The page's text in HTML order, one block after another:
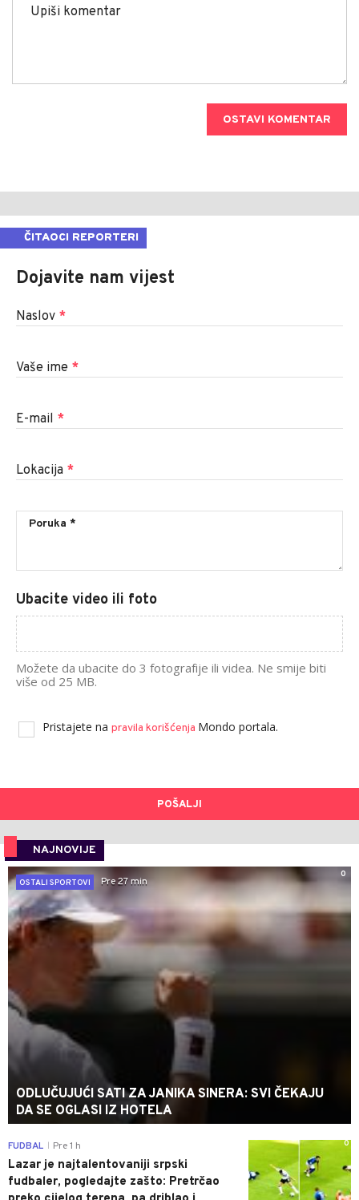
OSTAVI KOMENTAR
ČITAOCI REPORTERI
Dojavite nam vijest
Naslov *
Vaše ime *
E-mail *
Lokacija *
Ubacite video ili foto
Možete da ubacite do 3 fotografije ili videa. Ne smije biti
više od 25 MB.
Pristajete na pravila korišćenja Mondo portala.
POŠALJI
NAJNOVIJE
0
OSTALI SPORTOVI
Pre 27 min
ODLUČUJUĆI SATI ZA JANIKA SINERA: SVI ČEKAJU
DA SE OGLASI IZ HOTELA
0
FUDBAL Pre 1 h
Lazar je najtalentovaniji srpski
fudbaler, pogledajte zašto: Pretrčao